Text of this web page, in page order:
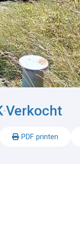
-Verkocht
PDF printen